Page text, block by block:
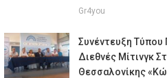
Gr4you
Συνέντευξη Τύπου
Διεθνές Μίτινγκ
Θεσσαλονίκης